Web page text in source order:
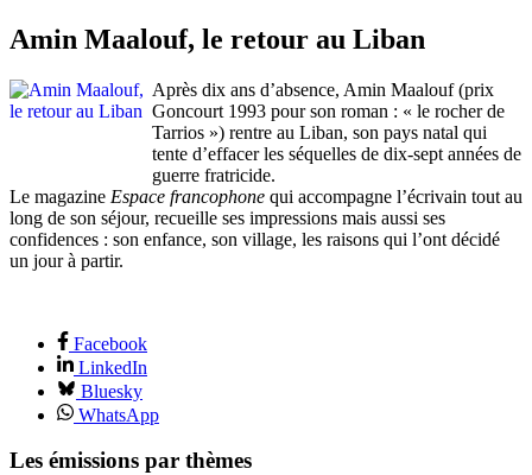
Amin Maalouf, le retour au Liban
Après dix ans d’absence, Amin Maalouf (prix
Goncourt 1993 pour son roman : « le rocher de
Tarrios ») rentre au Liban, son pays natal qui
tente d’effacer les séquelles de dix-sept années de
guerre fratricide.
Le magazine Espace francophone qui accompagne l’écrivain tout au
long de son séjour, recueille ses impressions mais aussi ses
confidences : son enfance, son village, les raisons qui l’ont décidé
un jour à partir.
Facebook
LinkedIn
Bluesky
WhatsApp
Les émissions par thèmes